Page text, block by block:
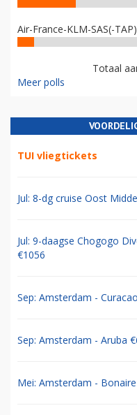
Air-France-KLM-SAS(-TAP)
Totaal
Meer polls
TUI vliegtickets
Jul: 8-dg cruise Oost
Jul: 9-daagse Chogogo
€1056
Sep: Amsterdam -
Sep: Amsterdam - Aruba
Mei: Amsterdam -